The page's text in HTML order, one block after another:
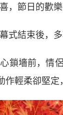
，節日的歡
結束後，多
墻前，情侶
作輕柔卻堅定